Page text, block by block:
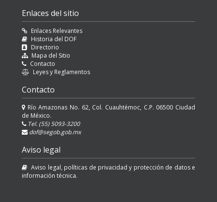
Enlaces del sitio
Enlaces Relevantes
Historia del DOF
Directorio
Mapa del Sitio
Contacto
Leyes y Reglamentos
Contacto
Río Amazonas No. 62, Col. Cuauhtémoc, C.P. 06500 Ciudad
de México.
Tel. (55) 5093-3200
dof@segob.gob.mx
Aviso legal
Aviso legal, políticas de privacidad y protección de datos e
información técnica.